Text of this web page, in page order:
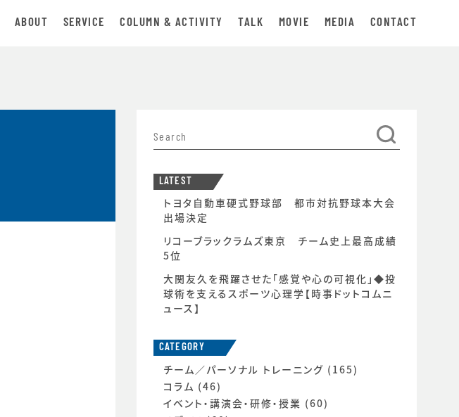
ABOUT SERVICE COLUMN & ACTIVITY TALK MOVIE MEDIA CONTACT
LATEST
トヨタ自動車硬式野球部 都市対抗野球本大会
出場決定
リコーブラックラムズ東京 チーム史上最高成績
5位
大関友久を飛躍させた「感覚や心の可視化」◆投
球術を支えるスポーツ心理学【時事ドットコムニ
ュース】
CATEGORY
チーム／パーソナル トレーニング (165)
コラム (46)
イベント・講演会・研修・授業 (60)